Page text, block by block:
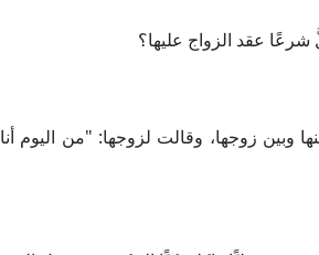
عقد الزواج عليها؟
وبين زوجها، وقالت لزوجها: "من اليوم أنا